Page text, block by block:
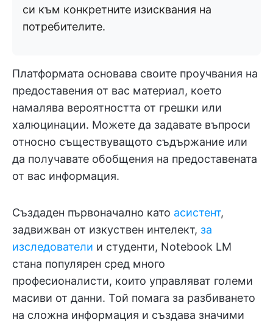
си към конкретните изисквания на
потребителите.
Платформата основава своите проучвания на
предоставения от вас материал, което
намалява вероятността от грешки или
халюцинации. Можете да задавате въпроси
относно съществуващото съдържание или
да получавате обобщения на предоставената
от вас информация.
Създаден първоначално като асистент,
задвижван от изкуствен интелект, за
изследователи и студенти, Notebook LM
стана популярен сред много
професионалисти, които управляват големи
масиви от данни. Той помага за разбиването
на сложна информация и създава значими